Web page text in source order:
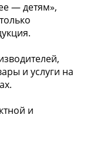
— детям»,
и услуги на
и